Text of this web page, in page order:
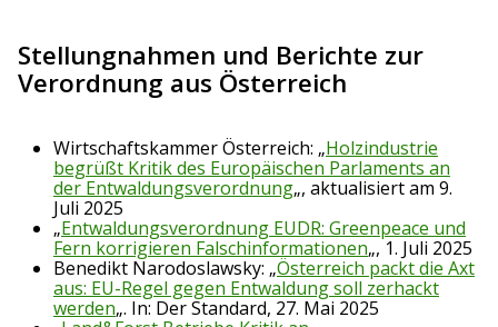
Stellungnahmen und Berichte zur
Verordnung aus Österreich
Wirtschaftskammer Österreich: „Holzindustrie
begrüßt Kritik des Europäischen Parlaments an
der Entwaldungsverordnung„, aktualisiert am 9.
Juli 2025
„Entwaldungsverordnung EUDR: Greenpeace und
Fern korrigieren Falschinformationen„, 1. Juli 2025
Benedikt Narodoslawsky: „Österreich packt die Axt
aus: EU-Regel gegen Entwaldung soll zerhackt
werden„. In: Der Standard, 27. Mai 2025